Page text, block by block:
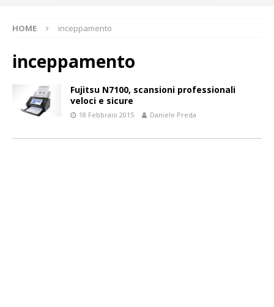
HOME inceppamento
inceppamento
Fujitsu N7100, scansioni professionali
veloci e sicure
18 Febbraio 2015 Daniele Preda